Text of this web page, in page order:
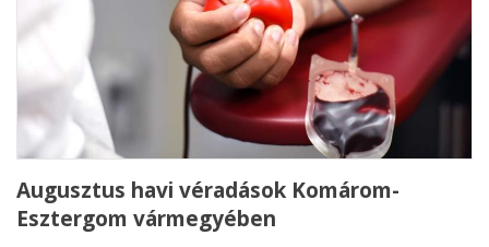
Augusztus havi véradások Komárom-
Esztergom vármegyében